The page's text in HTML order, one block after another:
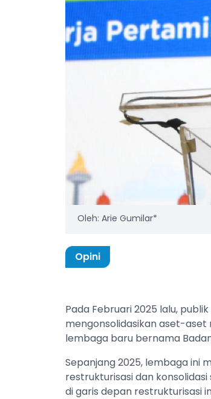
Oleh: Arie Gumilar*
Opini
Pada Februari 2025 lalu,
mengonsolidasikan aset-aset
lembaga baru bernama
Sepanjang 2025, lembaga ini
restrukturisasi dan
di garis depan restrukturisasi